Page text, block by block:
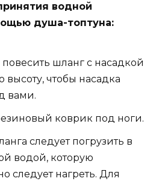
водной
душа-топтуна:
шланг с насадкой
чтобы насадка
вами.
коврик под ноги.
следует погрузить в
водой, которую
следует нагреть. Для